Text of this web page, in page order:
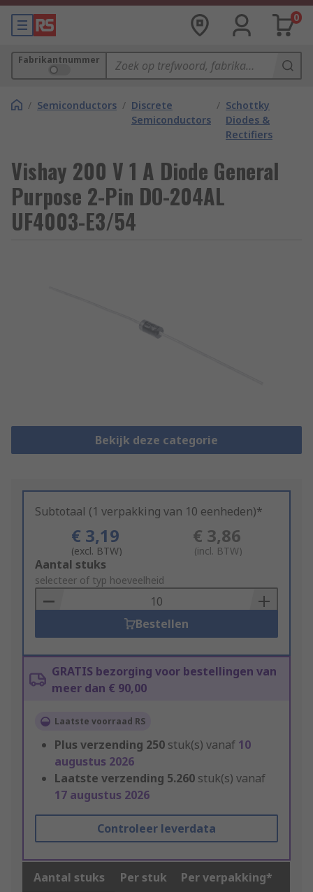
0
Fabrikantnummer
/ Semiconductors / Discrete
Semiconductors
/ Schottky
Diodes &
Rectifiers
Vishay 200 V 1 A Diode General
Purpose 2-Pin DO-204AL
UF4003-E3/54
Bekijk deze categorie
Subtotaal (1 verpakking van 10 eenheden)*
€ 3,19
(excl. BTW)
€ 3,86
(incl. BTW)
Add
to
Basket
Aantal stuks
selecteer of typ hoeveelheid
Bestellen
GRATIS bezorging voor bestellingen van
meer dan € 90,00
Laatste voorraad RS
Plus verzending 250 stuk(s) vanaf 10
augustus 2026
Laatste verzending 5.260 stuk(s) vanaf
17 augustus 2026
Controleer leverdata
Aantal stuks Per stuk Per verpakking*